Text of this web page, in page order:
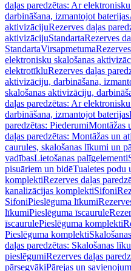
daļas paredzētas: Ar
darbināšana, izmantojot baterijas
aktivizācijuRezerves daļas
aktivizācijuStandartaRezerves
StandartaVirsapmetuma
elektronisku skalošanas
elektrotīkluRezerves daļas
aktivizāciju, darbināšana,
skalošanas aktivizāciju,
daļas paredzētas: Ar
darbināšana, izmantojot baterijas
paredzētas: PiederumiMontāžas
daļas paredzētas: Montāžas un
caurules, skalošanas līkumi un
vadībasLietošanas palīgelementi
pisuāriem un bidēTualetes podu
komplektiRezerves daļas
kanalizācijas komplektiSifoni
SifoniPieslēguma līkumi
līkumiPieslēguma īscaurule
īscaurulePieslēguma komplekti
Pieslēguma komplekti
daļas paredzētas: Skalošanas
pieslēgumiRezerves daļas
pārsegvākiPārejas un